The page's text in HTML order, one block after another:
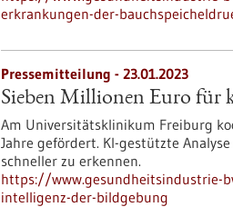
erkrankungen-der-
Pressemitteilung - 23.01.2023
Sieben Millionen Euro für
Am Universitätsklinikum Freiburg
Jahre gefördert. KI-gestützte
schneller zu erkennen.
https://www.gesundheitsindustrie-
intelligenz-der-bildgebung